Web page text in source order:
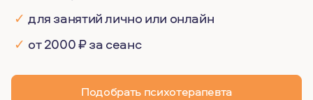
✓ для занятий лично или онлайн
✓ от 2000 ₽ за сеанс
Подобрать психотерапевта